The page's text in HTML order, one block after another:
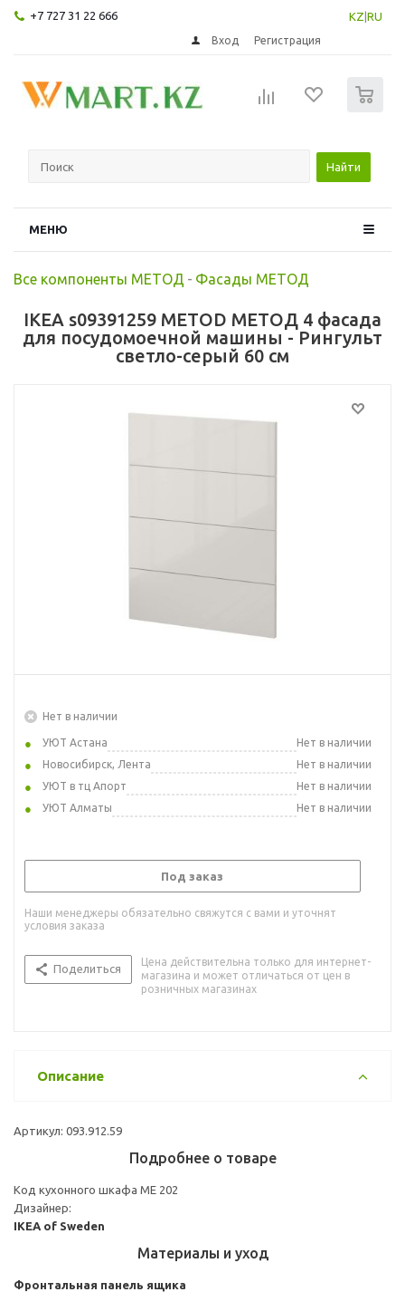
+7 727 31 22 666 KZ RU
Вход Регистрация
Найти
МЕНЮ
Все компоненты МЕТОД - Фасады МЕТОД
IKEA s09391259 METOD МЕТОД 4 фасада
для посудомоечной машины - Рингульт
светло-серый 60 см
Нет в наличии
УЮТ Астана
Нет в наличии
Новосибирск, Лента
Нет в наличии
УЮТ в тц Апорт
Нет в наличии
УЮТ Алматы
Нет в наличии
Под заказ
Наши менеджеры обязательно свяжутся с вами и уточнят
условия заказа
Поделиться
Цена действительна только для интернет-
магазина и может отличаться от цен в
розничных магазинах
Описание
Артикул: 093.912.59
Подробнее о товаре
Код кухонного шкафа ME 202
Дизайнер:
IKEA of Sweden
Материалы и уход
Фронтальная панель ящика